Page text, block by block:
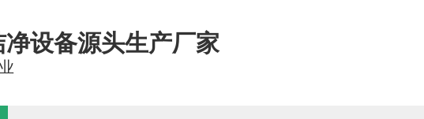
设备源头生产厂家